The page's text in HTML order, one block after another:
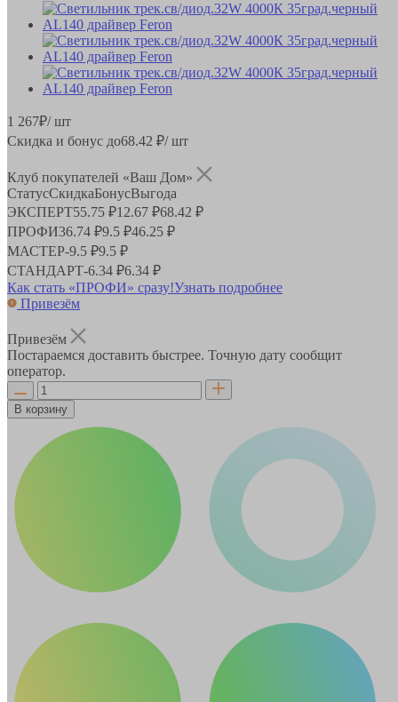
1 267₽/ шт
Скидка и бонус до68.42 ₽/ шт
Клуб покупателей «Ваш Дом»
СтатусСкидкаБонусВыгода
ЭКСПЕРТ55.75 ₽12.67 ₽68.42 ₽
ПРОФИ36.74 ₽9.5 ₽46.25 ₽
МАСТЕР-9.5 ₽9.5 ₽
СТАНДАРТ-6.34 ₽6.34 ₽
Как стать «ПРОФИ» сразу!Узнать подробнее
Привезём
Привезём
Постараемся доставить быстрее. Точную дату сообщит
оператор.
В корзину